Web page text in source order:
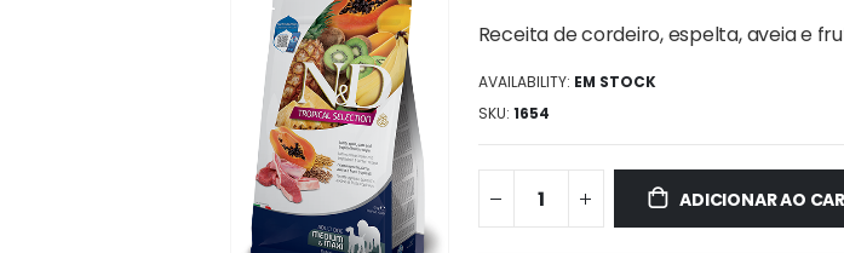
Receita de cordeiro, espelta, aveia e
AVAILABILITY: EM STOCK
SKU 1654
ADICIONAR AO